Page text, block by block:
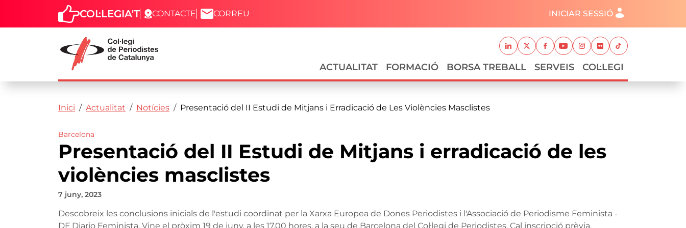
Vés al contingut
Capçalera
COL·LEGIA'T CONTACTE CORREU Menú del compte d'usuari
INICIAR SESSIÓ
Xarxes socials
LinkedinTwitterFacebook
YoutubeInstagram
FlickrTikTok
Navegació principal
ACTUALITAT FORMACIÓ BORSA TREBALL SERVEIS COL·LEGI
Fil d'ariadna
Inici Actualitat Notícies Presentació del II Estudi de Mitjans i Erradicació de Les Violències Masclistes
Barcelona
Presentació del II Estudi de Mitjans i erradicació de les
violències masclistes
7 juny, 2023
Descobreix les conclusions inicials de l'estudi coordinat per la Xarxa Europea de Dones Periodistes i l'Associació de Periodisme Feminista -
DF Diario Feminista. Vine el pròxim 19 de juny, a les 17.00 hores, a la seu de Barcelona del Col·legi de Periodistes. Cal inscripció prèvia.